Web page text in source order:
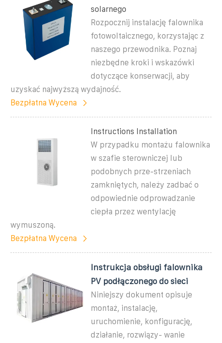
solarnego
Rozpocznij instalację falownika
fotowoltaicznego, korzystając z
naszego przewodnika. Poznaj
niezbędne kroki i wskazówki
dotyczące konserwacji, aby
uzyskać najwyższą wydajność.
Bezpłatna Wycena
Instructions Installation
W przypadku montażu falownika
w szafie sterowniczej lub
podobnych prze-strzeniach
zamkniętych, należy zadbać o
odpowiednie odprowadzanie
ciepła przez wentylację
wymuszoną.
Bezpłatna Wycena
Instrukcja obsługi falownika
PV podłączonego do sieci
Niniejszy dokument opisuje
montaż, instalację,
uruchomienie, konfigurację,
działanie, rozwiązy- wanie